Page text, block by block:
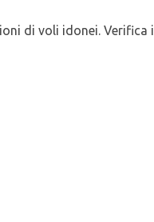
di voli idonei. Verifica il